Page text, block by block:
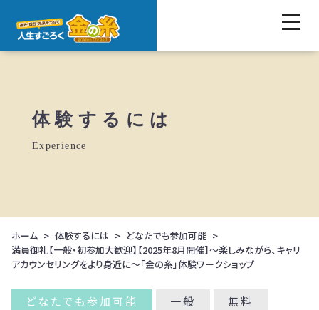
体験するには
Experience
ホーム 体験するには
どなたでも参加可能
満員御礼【一般・初参加大歓迎】【2025年8月開催】～楽しみながら、キャリ
アカウンセリングをより身近に～「金の糸」体験ワークショップ
どなたでも参加可能 一般
無料